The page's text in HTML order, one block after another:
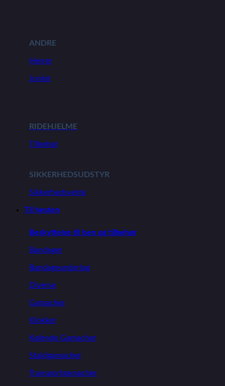
ANDRE
Herrer
Junior
RIDEHJELME
Tilbehør
SIKKERHEDSUDSTYR
Sikkerhedsveste
Til hesten
Beskyttelse til ben og tilbehør
Bandager
Bandageunderlag
Diverse
Gamacher
Klokker
Kølende Gamacher
Staldgamacher
Transportgamacher